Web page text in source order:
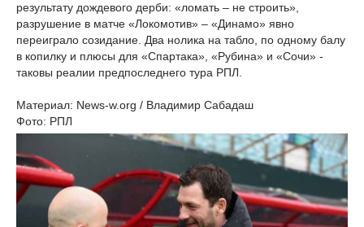
результату дождевого дерби: «ломать – не строить»,
разрушение в матче «Локомотив» – «Динамо» явно
переиграло созидание. Два нолика на табло, по одному балу
в копилку и плюсы для «Спартака», «Рубина» и «Сочи» -
таковы реалии предпоследнего тура РПЛ.
Материал: News-w.org / Владимир Сабадаш
Фото: РПЛ